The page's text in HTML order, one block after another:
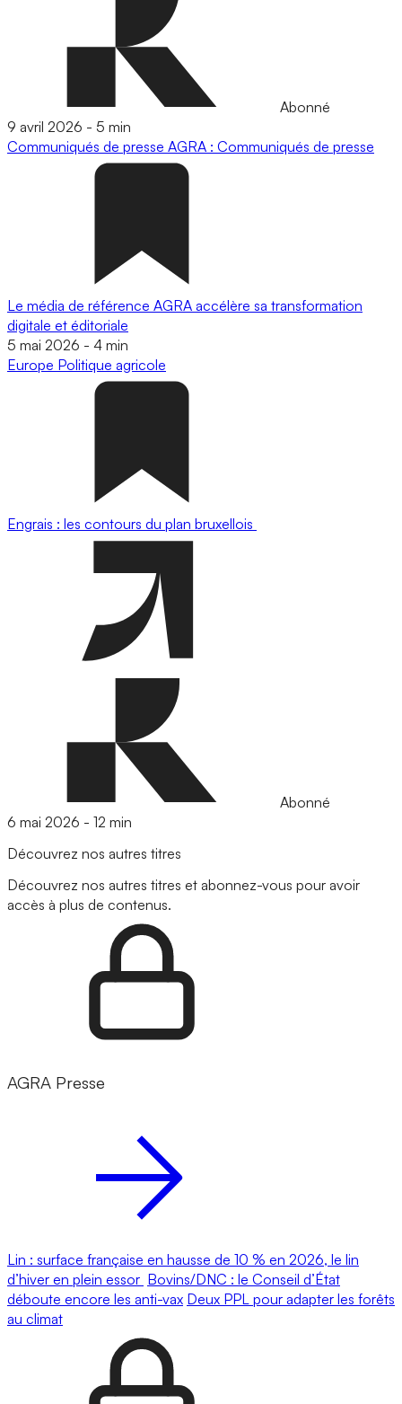
Abonné
9 avril 2026 - 5 min
Communiqués de presse AGRA : Communiqués de presse
Le média de référence AGRA accélère sa transformation
digitale et éditoriale
5 mai 2026 - 4 min
Europe Politique agricole
Engrais : les contours du plan bruxellois
Abonné
6 mai 2026 - 12 min
Découvrez nos autres titres
Découvrez nos autres titres et abonnez-vous pour avoir
accès à plus de contenus.
AGRA Presse
Lin : surface française en hausse de 10 % en 2026, le lin
d’hiver en plein essor Bovins/DNC : le Conseil d’État
déboute encore les anti-vax Deux PPL pour adapter les forêts
au climat